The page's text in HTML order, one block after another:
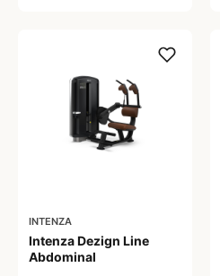
INTENZA
Intenza Dezign Line
Abdominal